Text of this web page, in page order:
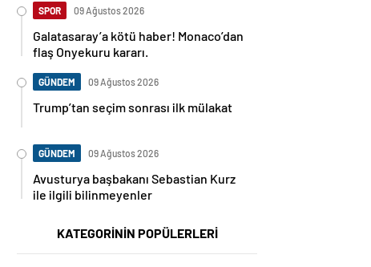
SPOR 09 Ağustos 2026
Galatasaray’a kötü haber! Monaco’dan
flaş Onyekuru kararı.
GÜNDEM 09 Ağustos 2026
Trump’tan seçim sonrası ilk mülakat
GÜNDEM 09 Ağustos 2026
Avusturya başbakanı Sebastian Kurz
ile ilgili bilinmeyenler
KATEGORİNİN POPÜLERLERİ